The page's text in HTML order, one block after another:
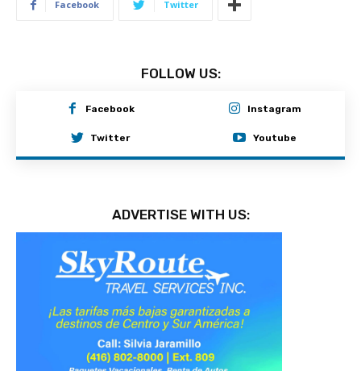
Facebook Twitter
FOLLOW US:
Facebook Instagram
Twitter Youtube
ADVERTISE WITH US: